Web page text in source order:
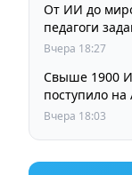
От ИИ до
педагоги
Вчера 18:27
Свыше 1900
поступило на
Вчера 18:03